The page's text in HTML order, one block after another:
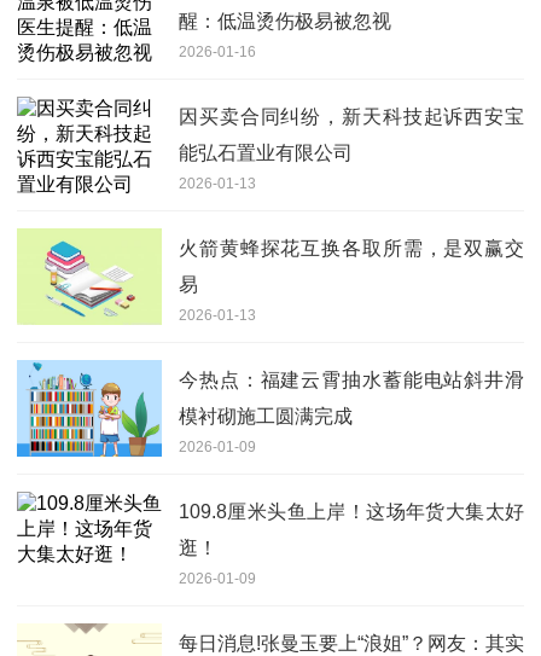
醒：低温烫伤极易被忽视
2026-01-16
因买卖合同纠纷，新天科技起诉西安宝
能弘石置业有限公司
2026-01-13
火箭黄蜂探花互换各取所需，是双赢交
易
2026-01-13
今热点：福建云霄抽水蓄能电站斜井滑
模衬砌施工圆满完成
2026-01-09
109.8厘米头鱼上岸！这场年货大集太好
逛！
2026-01-09
每日消息!张曼玉要上“浪姐”？网友：其实